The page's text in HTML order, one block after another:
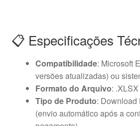
📋 Especificações
Compatibilidade: Microsoft
versões atualizadas) ou
Formato do Arquivo: .XLSX
Tipo de Produto: Download
(envio automático após a